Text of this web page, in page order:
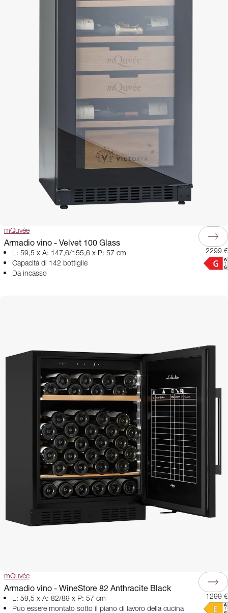
mQuvée
Armadio vino - Velvet 100 Glass
L: 59,5 x A: 147,6/155,6 x P: 57 cm
Capacità di 142 bottiglie
Da incasso
2299 €
mQuvée
Armadio vino - WineStore 82 Anthracite Black
L: 59,5 x A: 82/89 x P: 57 cm
Può essere montato sotto il piano di lavoro della cucina
1299 €